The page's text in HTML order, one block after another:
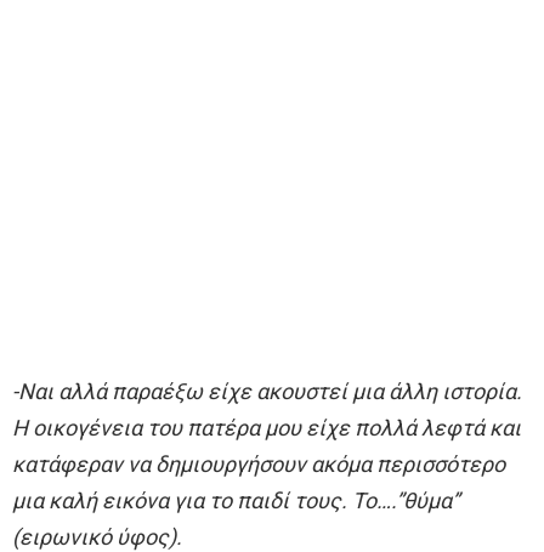
-Ναι αλλά παραέξω είχε ακουστεί μια άλλη ιστορία.
Η οικογένεια του πατέρα μου είχε πολλά λεφτά και
κατάφεραν να δημιουργήσουν ακόμα περισσότερο
μια καλή εικόνα για το παιδί τους. Το….”θύμα”
(ειρωνικό ύφος).